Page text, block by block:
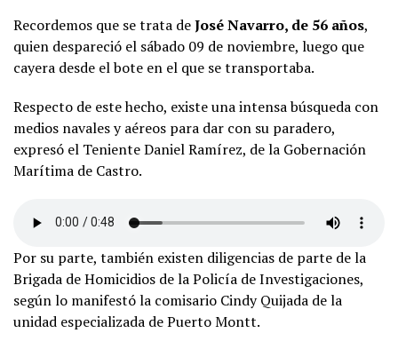
Recordemos que se trata deJosé Navarro, de 56 años,
quien despareció el sábado 09 de noviembre, luego que
cayera desde el bote en el que se transportaba.
Respecto de este hecho, existe una intensa búsqueda con
medios navales y aéreos para dar con su paradero,
expresó el Teniente Daniel Ramírez, de la Gobernación
Marítima de Castro.
Por su parte, también existen diligencias de parte de la
Brigada de Homicidios de la Policía de Investigaciones,
según lo manifestó la comisario Cindy Quijada de la
unidad especializada de Puerto Montt.